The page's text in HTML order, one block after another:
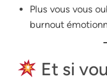
Plus vous vous
burnout
Et si